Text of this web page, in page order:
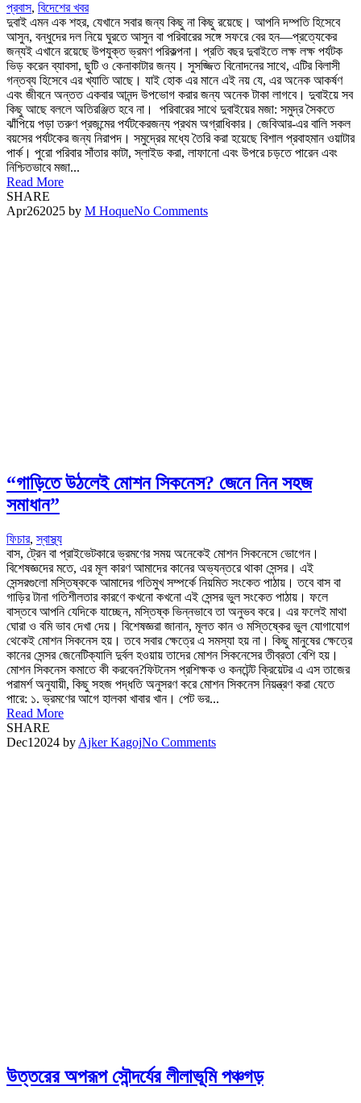
প্রবাস, বিদেশের খবর
দুবাই এমন এক শহর, যেখানে সবার জন্য কিছু না কিছু রয়েছে। আপনি দম্পতি হিসেবে
আসুন, বন্ধুদের দল নিয়ে ঘুরতে আসুন বা পরিবারের সঙ্গে সফরে বের হন—প্রত্যেকের
জন্যই এখানে রয়েছে উপযুক্ত ভ্রমণ পরিকল্পনা। প্রতি বছর দুবাইতে লক্ষ লক্ষ পর্যটক
ভিড় করেন ব্যাবসা, ছুটি ও কেনাকাটার জন্য। সুসজ্জিত বিনোদনের সাথে, এটির বিলাসী
গন্তব্য হিসেবে এর খ্যাতি আছে। যাই হোক এর মানে এই নয় যে, এর অনেক আকর্ষণ
এবং জীবনে অন্তত একবার আনন্দ উপভোগ করার জন্য অনেক টাকা লাগবে। দুবাইয়ে সব
কিছু আছে বললে অতিরঞ্জিত হবে না। পরিবারের সাথে দুবাইয়ের মজা: সমুদ্র সৈকতে
ঝাঁপিয়ে পড়া তরুণ প্রজন্মের পর্যটকেরজন্য প্রথম অগ্রাধিকার। জেবিআর-এর বালি সকল
বয়সের পর্যটকের জন্য নিরাপদ। সমুদ্রের মধ্যে তৈরি করা হয়েছে বিশাল প্রবাহমান ওয়াটার
পার্ক। পুরো পরিবার সাঁতার কাটা, স্লাইড করা, লাফানো এবং উপরে চড়তে পারেন এবং
নিশ্চিতভাবে মজা...
Read More
SHARE
Apr262025 by M HoqueNo Comments
“গাড়িতে উঠলেই মোশন সিকনেস? জেনে নিন সহজ
সমাধান”
ফিচার,স্বাস্থ্য
বাস, ট্রেন বা প্রাইভেটকারে ভ্রমণের সময় অনেকেই মোশন সিকনেসে ভোগেন।
বিশেষজ্ঞদের মতে, এর মূল কারণ আমাদের কানের অভ্যন্তরে থাকা সেন্সর। এই
সেন্সরগুলো মস্তিষ্ককে আমাদের গতিমুখ সম্পর্কে নিয়মিত সংকেত পাঠায়। তবে বাস বা
গাড়ির টানা গতিশীলতার কারণে কখনো কখনো এই সেন্সর ভুল সংকেত পাঠায়। ফলে
বাস্তবে আপনি যেদিকে যাচ্ছেন, মস্তিষ্ক ভিন্নভাবে তা অনুভব করে। এর ফলেই মাথা
ঘোরা ও বমি ভাব দেখা দেয়। বিশেষজ্ঞরা জানান, মূলত কান ও মস্তিষ্কের ভুল যোগাযোগ
থেকেই মোশন সিকনেস হয়। তবে সবার ক্ষেত্রে এ সমস্যা হয় না। কিছু মানুষের ক্ষেত্রে
কানের সেন্সর জেনেটিক্যালি দুর্বল হওয়ায় তাদের মোশন সিকনেসের তীব্রতা বেশি হয়।
মোশন সিকনেস কমাতে কী করবেন?ফিটনেস প্রশিক্ষক ও কনটেন্ট ক্রিয়েটর এ এস তাজের
পরামর্শ অনুযায়ী, কিছু সহজ পদ্ধতি অনুসরণ করে মোশন সিকনেস নিয়ন্ত্রণ করা যেতে
পারে: ১. ভ্রমণের আগে হালকা খাবার খান। পেট ভর...
Read More
SHARE
Dec1 2024 by Ajker KagojNo Comments
উত্তরের অপরূপ সৌন্দর্যের লীলাভূমি পঞ্চগড়